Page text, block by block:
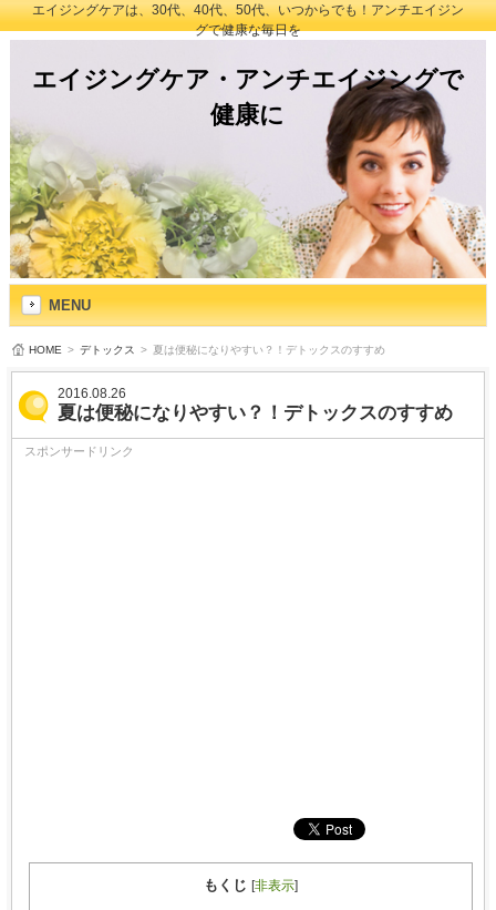
エイジングケアは、30代、40代、50代、いつからでも！アンチエイジン
グで健康な毎日を
エイジングケア・アンチエイジングで
健康に
MENU
HOME > デトックス > 夏は便秘になりやすい？！デトックスのすすめ
2016.08.26
夏は便秘になりやすい？！デトックスのすすめ
スポンサードリンク
もくじ [非表示]